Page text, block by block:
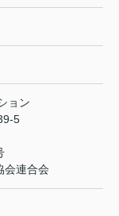
ョン
5
会連合会